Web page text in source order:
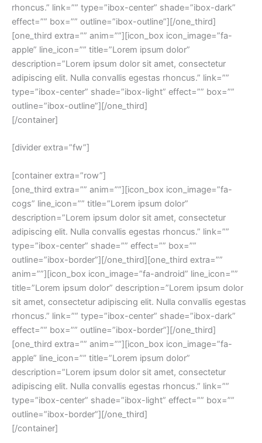
rhoncus.” link=”” type=”ibox-center” shade=”ibox-dark”
effect=”” box=”” outline=”ibox-outline”][/one_third]
[one_third extra=”” anim=””][icon_box icon_image=”fa-
apple” line_icon=”” title=”Lorem ipsum dolor”
description=”Lorem ipsum dolor sit amet, consectetur
adipiscing elit. Nulla convallis egestas rhoncus.” link=””
type=”ibox-center” shade=”ibox-light” effect=”” box=””
outline=”ibox-outline”][/one_third]
[/container]
[divider extra=”fw”]
[container extra=”row”]
[one_third extra=”” anim=””][icon_box icon_image=”fa-
cogs” line_icon=”” title=”Lorem ipsum dolor”
description=”Lorem ipsum dolor sit amet, consectetur
adipiscing elit. Nulla convallis egestas rhoncus.” link=””
type=”ibox-center” shade=”” effect=”” box=””
outline=”ibox-border”][/one_third][one_third extra=””
anim=””][icon_box icon_image=”fa-android” line_icon=””
title=”Lorem ipsum dolor” description=”Lorem ipsum dolor
sit amet, consectetur adipiscing elit. Nulla convallis egestas
rhoncus.” link=”” type=”ibox-center” shade=”ibox-dark”
effect=”” box=”” outline=”ibox-border”][/one_third]
[one_third extra=”” anim=””][icon_box icon_image=”fa-
apple” line_icon=”” title=”Lorem ipsum dolor”
description=”Lorem ipsum dolor sit amet, consectetur
adipiscing elit. Nulla convallis egestas rhoncus.” link=””
type=”ibox-center” shade=”ibox-light” effect=”” box=””
outline=”ibox-border”][/one_third]
[/container]